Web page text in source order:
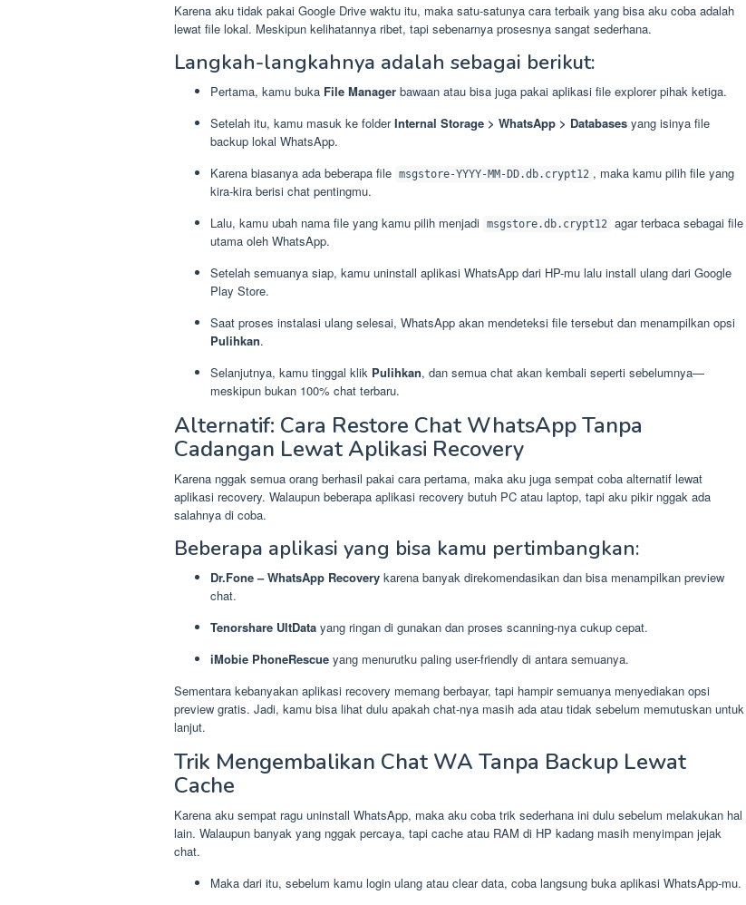
Karena aku tidak pakai Google Drive waktu itu, maka satu-satunya cara terbaik yang bisa aku coba adalah
lewat file lokal. Meskipun kelihatannya ribet, tapi sebenarnya prosesnya sangat sederhana.
Langkah-langkahnya adalah sebagai berikut:
Pertama, kamu buka File Manager bawaan atau bisa juga pakai aplikasi file explorer pihak ketiga.
Setelah itu, kamu masuk ke folderInternal Storage > WhatsApp > Databases yang isinya file
backup lokal WhatsApp.
Karena biasanya ada beberapa file msgstore-YYYY-MM-DD.db.crypt12 , maka kamu pilih file yang
kira-kira berisi chat pentingmu.
Lalu, kamu ubah nama file yang kamu pilih menjadi msgstore.db.crypt12
agar terbaca sebagai file
utama oleh WhatsApp.
Setelah semuanya siap, kamu uninstall aplikasi WhatsApp dari HP-mu lalu install ulang dari Google
Play Store.
Saat proses instalasi ulang selesai, WhatsApp akan mendeteksi file tersebut dan menampilkan opsi
Pulihkan.
Selanjutnya, kamu tinggal klik Pulihkan, dan semua chat akan kembali seperti sebelumnya—
meskipun bukan 100% chat terbaru.
Alternatif: Cara Restore Chat WhatsApp Tanpa
Cadangan Lewat Aplikasi Recovery
Karena nggak semua orang berhasil pakai cara pertama, maka aku juga sempat coba alternatif lewat
aplikasi recovery. Walaupun beberapa aplikasi recovery butuh PC atau laptop, tapi aku pikir nggak ada
salahnya di coba.
Beberapa aplikasi yang bisa kamu pertimbangkan:
Dr.Fone – WhatsApp Recovery karena banyak direkomendasikan dan bisa menampilkan preview
chat.
Tenorshare UltData yang ringan di gunakan dan proses scanning-nya cukup cepat.
iMobie PhoneRescue yang menurutku paling user-friendly di antara semuanya.
Sementara kebanyakan aplikasi recovery memang berbayar, tapi hampir semuanya menyediakan opsi
preview gratis. Jadi, kamu bisa lihat dulu apakah chat-nya masih ada atau tidak sebelum memutuskan untuk
lanjut.
Trik Mengembalikan Chat WA Tanpa Backup Lewat
Cache
Karena aku sempat ragu uninstall WhatsApp, maka aku coba trik sederhana ini dulu sebelum melakukan hal
lain. Walaupun banyak yang nggak percaya, tapi cache atau RAM di HP kadang masih menyimpan jejak
chat.
Maka dari itu, sebelum kamu login ulang atau clear data, coba langsung buka aplikasi WhatsApp-mu.